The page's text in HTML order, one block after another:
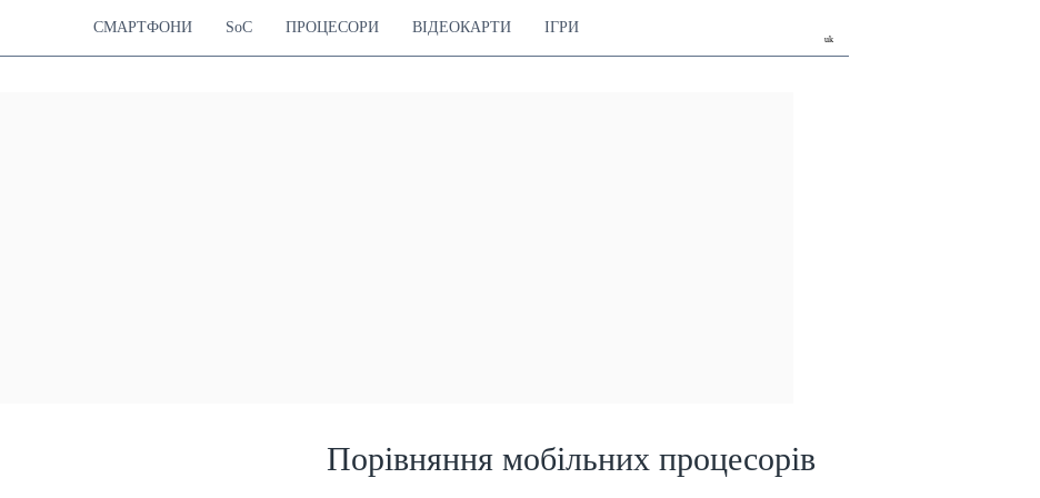
uk
СМАРТФОНИ SoC ПРОЦЕСОРИ ВІДЕОКАРТИ ІГРИ
Порівняння мобільних процесорів